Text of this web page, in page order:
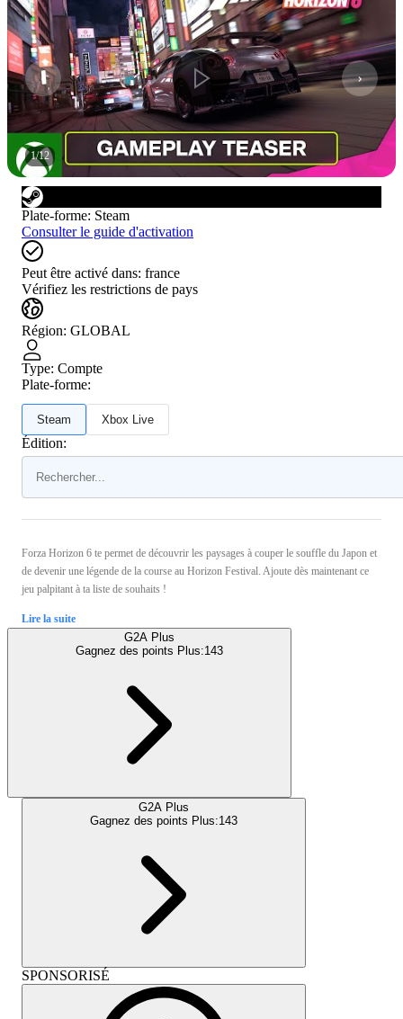
1/12
Plate-forme: Steam
Consulter le guide d'activation
Peut être activé dans: france
Vérifiez les restrictions de pays
Région: GLOBAL
Type: Compte
Plate-forme:
Steam Xbox Live
Édition:
Forza Horizon 6 te permet de découvrir les paysages à couper le souffle du Japon et
de devenir une légende de la course au Horizon Festival. Ajoute dès maintenant ce
jeu palpitant à ta liste de souhaits !
Lire la suite
G2A Plus
Gagnez des points Plus:143
G2A Plus
Gagnez des points Plus:143
SPONSORISÉ